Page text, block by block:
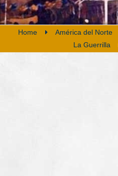
Home América del Norte
La Guerrilla